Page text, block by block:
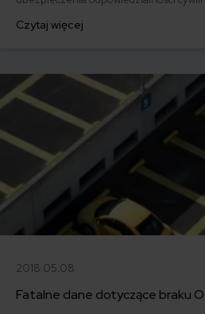
ustawy, znaczenie oraz konsekwencje
Czytaj więcej
2018.05.08
Fatalne dane dotyczące braku